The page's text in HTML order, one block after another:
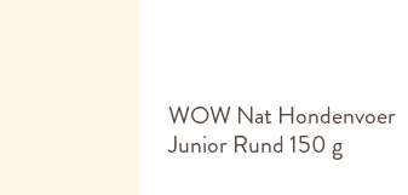
WOW Nat Hondenvoer
Junior Rund 150 g